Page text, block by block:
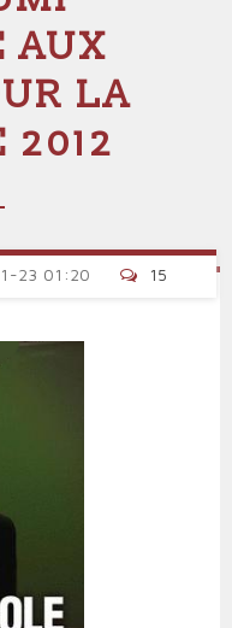
AUX
LA
2012
23 01:20 15